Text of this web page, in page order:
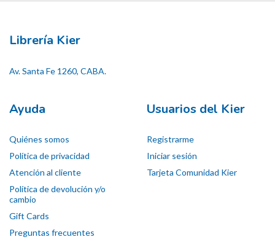
Librería Kier
Av. Santa Fe 1260, CABA.
Ayuda
Quiénes somos
Política de privacidad
Atención al cliente
Política de devolución y/o
cambio
Gift Cards
Preguntas frecuentes
Usuarios del Kier
Registrarme
Iniciar sesión
Tarjeta Comunidad Kier